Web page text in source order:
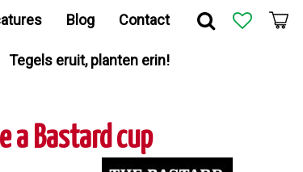
Blog Contact
Tegels eruit, planten erin!
a Bastard cup